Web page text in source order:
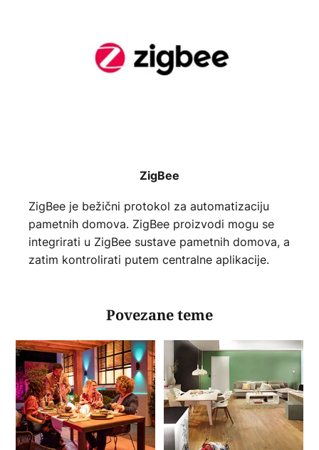
ZigBee
ZigBee je bežični protokol za automatizaciju
pametnih domova. ZigBee proizvodi mogu se
integrirati u ZigBee sustave pametnih domova, a
zatim kontrolirati putem centralne aplikacije.
Povezane teme